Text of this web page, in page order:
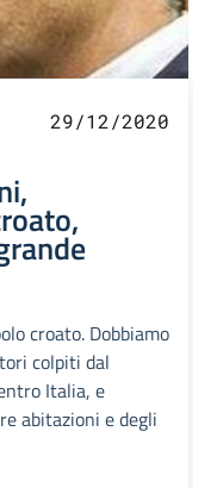
29/12/2020
croato. Dobbiamo
colpiti dal
Italia, e
abitazioni e degli